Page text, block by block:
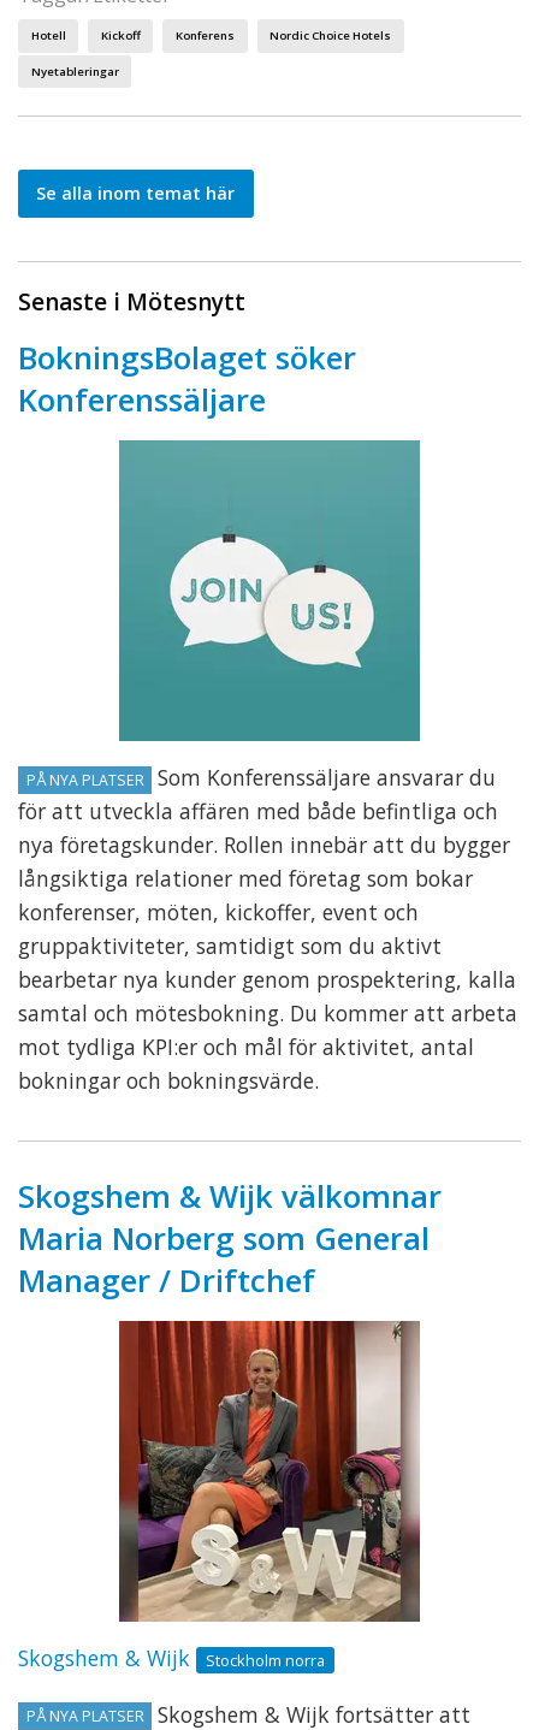
Hotell Kickoff Konferens Nordic Choice Hotels
Nyetableringar
Se alla inom temat här
Senaste i Mötesnytt
BokningsBolaget söker
Konferenssäljare
PÅ NYA PLATSER
Som Konferenssäljare ansvarar du
för att utveckla affären med både befintliga och
nya företagskunder. Rollen innebär att du bygger
långsiktiga relationer med företag som bokar
konferenser, möten, kickoffer, event och
gruppaktiviteter, samtidigt som du aktivt
bearbetar nya kunder genom prospektering, kalla
samtal och mötesbokning. Du kommer att arbeta
mot tydliga KPI:er och mål för aktivitet, antal
bokningar och bokningsvärde.
Skogshem & Wijk välkomnar
Maria Norberg som General
Manager / Driftchef
Skogshem & Wijk Stockholm norra
PÅ NYA PLATSER
Skogshem & Wijk fortsätter att